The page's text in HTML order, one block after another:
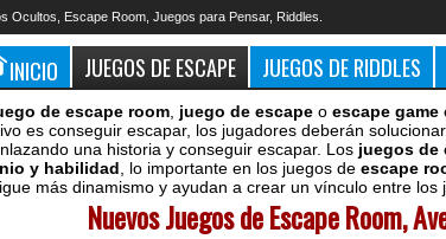
Ocultos, Escape Room, Juegos para Pensar, Riddles.
INICIO JUEGOS DE ESCAPE JUEGOS DE RIDDLES
de escape room juego de escape o escape game
es conseguir escapar, los jugadores deberán
una historia y conseguir escapar. Los juegos de
y habilidad , lo importante en los juegos de escape
más dinamismo y ayudan a crear un vínculo entre los
Nuevos Juegos de Escape Room,